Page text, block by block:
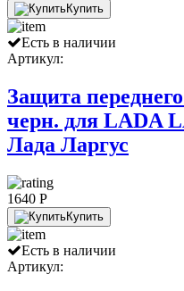
Купить
Есть в наличии
Артикул:
Защита
черн. для LADA
Лада Ларгус
1640 P
Купить
Есть в наличии
Артикул: